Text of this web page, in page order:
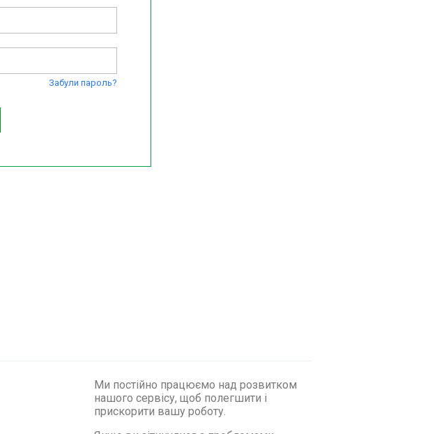
Забули пароль?
Ми постійно працюємо над розвитком
нашого сервісу, щоб полегшити і
прискорити вашу роботу.